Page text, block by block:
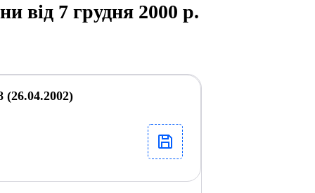
від 7 грудня 2000 р.
(26.04.2002)